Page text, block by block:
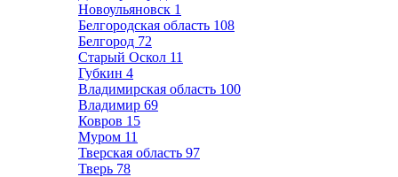
Новоульяновск 1
Белгородская область 108
Белгород 72
Старый Оскол 11
Губкин 4
Владимирская область 100
Владимир 69
Ковров 15
Муром 11
Тверская область 97
Тверь 78